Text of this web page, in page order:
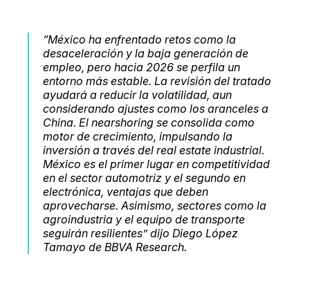
“México ha enfrentado retos como la
desaceleración y la baja generación de
empleo, pero hacia 2026 se perfila un
entorno más estable. La revisión del tratado
ayudará a reducir la volatilidad, aun
considerando ajustes como los aranceles a
China. El nearshoring se consolida como
motor de crecimiento, impulsando la
inversión a través del real estate industrial.
México es el primer lugar en competitividad
en el sector automotriz y el segundo en
electrónica, ventajas que deben
aprovecharse. Asimismo, sectores como la
agroindustria y el equipo de transporte
seguirán resilientes” dijo Diego López
Tamayo de BBVA Research.